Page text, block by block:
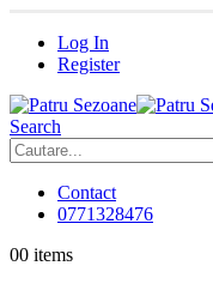
Log In
Register
Search
Contact
0771328476
00 items